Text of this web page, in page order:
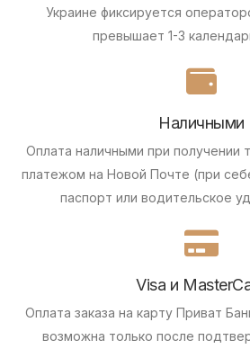
Украине фиксируется
превышает 1-3
Наличными
Оплата наличными при получении
платежом на Новой Почте (при
паспорт или водительское
Visa и
Оплата заказа на карту Приват
возможна только после